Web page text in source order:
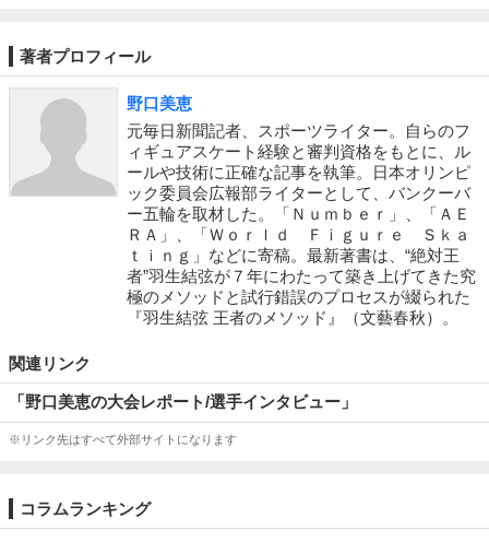
著者プロフィール
野口美恵
元毎日新聞記者、スポーツライター。自らのフ
ィギュアスケート経験と審判資格をもとに、ル
ールや技術に正確な記事を執筆。日本オリンピ
ック委員会広報部ライターとして、バンクーバ
ー五輪を取材した。「Ｎｕｍｂｅｒ」、「ＡＥ
ＲＡ」、「Ｗｏｒｌｄ Ｆｉｇｕｒｅ Ｓｋａ
ｔｉｎｇ」などに寄稿。最新著書は、“絶対王
者”羽生結弦が７年にわたって築き上げてきた究
極のメソッドと試行錯誤のプロセスが綴られた
『羽生結弦 王者のメソッド』（文藝春秋）。
関連リンク
「野口美恵の大会レポート/選手インタビュー」
※リンク先はすべて外部サイトになります
コラムランキング